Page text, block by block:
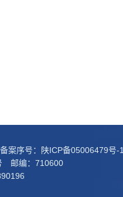
案序号：
陕ICP备05006479号-1
邮编：710600